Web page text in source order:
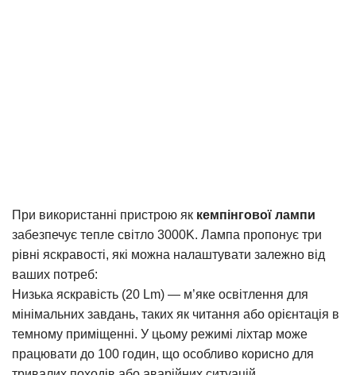
При використанні пристрою як кемпінгової лампи
забезпечує тепле світло 3000K. Лампа пропонує три
рівні яскравості, які можна налаштувати залежно від
ваших потреб:
Низька яскравість (20 Lm) — м’яке освітлення для
мінімальних завдань, таких як читання або орієнтація в
темному приміщенні. У цьому режимі ліхтар може
працювати до 100 годин, що особливо корисно для